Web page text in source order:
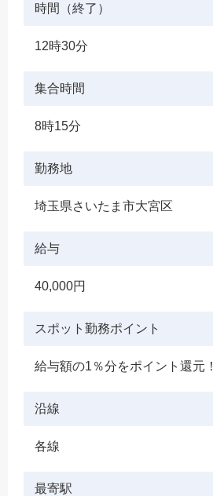
時間（終了）
12時30分
集合時間
8時15分
勤務地
埼玉県さいたま市大宮区
給与
40,000円
スポット勤務ポイント
給与額の1％分をポイント還元！
沿線
各線
最寄駅